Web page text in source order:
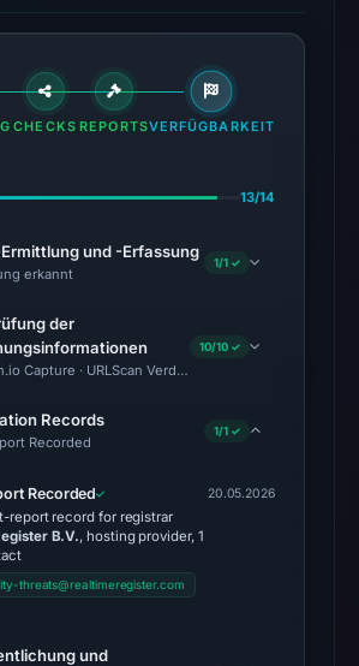
endpoint
responded
403
Aug
2026
at
22:14
UTC,
but
was
restricted;
availability
unconfirmed.
CHECKS REPORTSVERFÜGBARKEIT
13/14
und -Erfassung
erkannt
1/1 ✓
der
Capture · URLScan Verdict · Cloudflare Radar
10/10 ✓
Records
Recorded
1/1 ✓
Recorded
report record for registrar
B.V., hosting provider, 1
threats@realtimeregister.com
20.05.2026
und